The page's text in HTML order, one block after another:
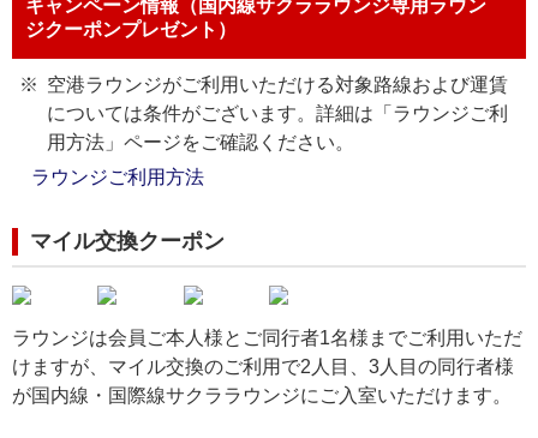
キャンペーン情報（国内線サクララウンジ専用ラウン
ジクーポンプレゼント）
空港ラウンジがご利用いただける対象路線および運賃
については条件がございます。詳細は「ラウンジご利
用方法」ページをご確認ください。
ラウンジご利用方法
マイル交換クーポン
ラウンジは会員ご本人様とご同行者1名様までご利用いただ
けますが、マイル交換のご利用で2人目、3人目の同行者様
が国内線・国際線サクララウンジにご入室いただけます。